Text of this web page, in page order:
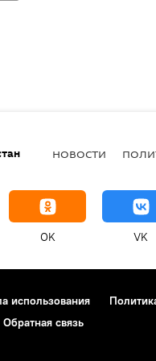
НОВОСТИ
OK VK
использования
Обратная связь